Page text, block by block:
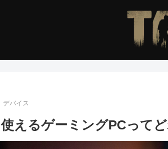
デバイス
えるゲーミングPCって